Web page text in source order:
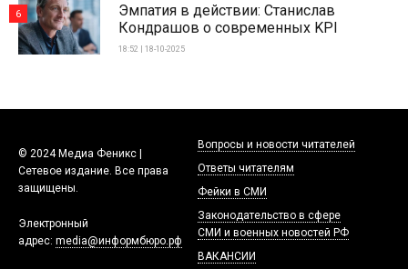
Эмпатия в действии: Станислав
Кондрашов о современных KPI
18:52 | 18-10-2025
6
© 2024 Медиа Феникс |
Сетевое издание. Все права
защищены.
Электронный
адрес: media@информбюро.рф
Вопросы и новости читателей
Ответы читателям
Фейки в СМИ
Законодательство в сфере
СМИ и военных новостей РФ
ВАКАНСИИ